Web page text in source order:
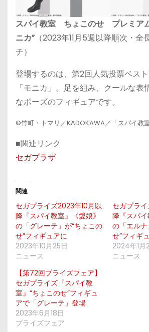
スパイ教室 ちょこのせ プレミア
ニカ”（2023年11月5週以降順次・全
チ）
登場するのは、第2回人気投票ベス
「モニカ」。足を組み、クールな表
なポーズのフィギュアです。
©竹町・トマリ／KADOKAWA／「スパイ教
■関連リンク
セガプラザ
関連
セガプライズ2023年10月以
降『スパイ教室』《愛娘》
の「グレーテ」が“ちょこの
せ”フィギュアに
2023年10月25日
ニュース
セガプラ
降『スパイ
の「エル
せ”フィギ
2024年1月
ニュース
【第72回プライズフェア】
セガプライズ『スパイ教
室』“ちょこのせ”フィギュ
アで「グレーテ」登場
2023年6月18日
プライズフェア